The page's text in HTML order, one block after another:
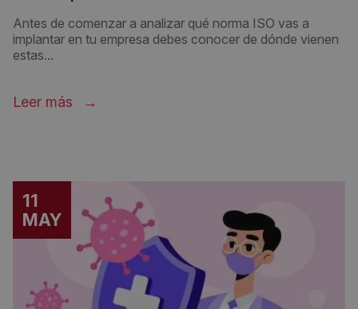
Antes de comenzar a analizar qué norma ISO vas a
implantar en tu empresa debes conocer de dónde vienen
estas...
Leer más
11
MAY